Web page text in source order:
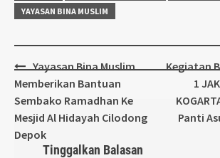
YAYASAN BINA MUSLIM
Post
navigation
Yayasan Bina Muslim
Memberikan Bantuan
Sembako Ramadhan Ke
Mesjid Al Hidayah Cilodong
Depok
Kegiatan
1
Panti
Tinggalkan Balasan